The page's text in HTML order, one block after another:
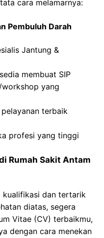
cara melamarnya:
Pembuluh Darah
Jantung &
membuat SIP
yang
terbaik
profesi yang tinggi
Rumah Sakit Antam
kualifikasi dan tertarik
diatas, segera
Vitae (CV) terbaikmu,
dengan cara menekan